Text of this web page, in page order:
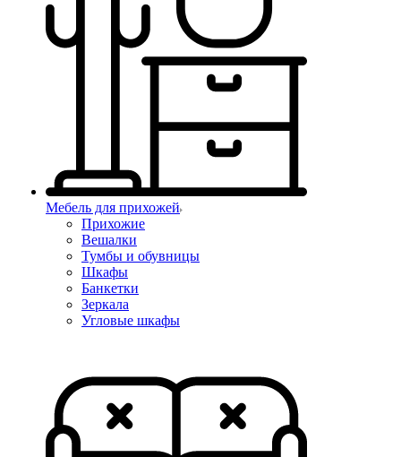
Мебель для прихожей
Прихожие
Вешалки
Тумбы и обувницы
Шкафы
Банкетки
Зеркала
Угловые шкафы